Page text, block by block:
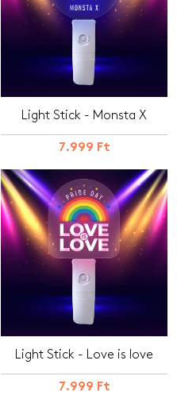
Light Stick - Monsta X
7.999 Ft
Light Stick - Love is love
7.999 Ft